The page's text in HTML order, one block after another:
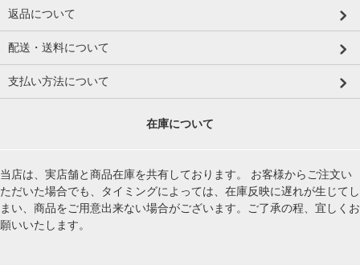
返品について
配送・送料について
支払い方法について
在庫について
当店は、実店舗と商品在庫を共有しております。 お客様からご注文い
ただいた場合でも、タイミングによっては、在庫反映に遅れが生じてし
まい、商品をご用意出来ない場合がございます。ご了承の程、宜しくお
願いいたします。